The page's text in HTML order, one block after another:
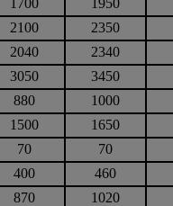
2100
2350
2040
2340
3050
3450
880
1000
1500
1650
70
70
400
460
870
1020